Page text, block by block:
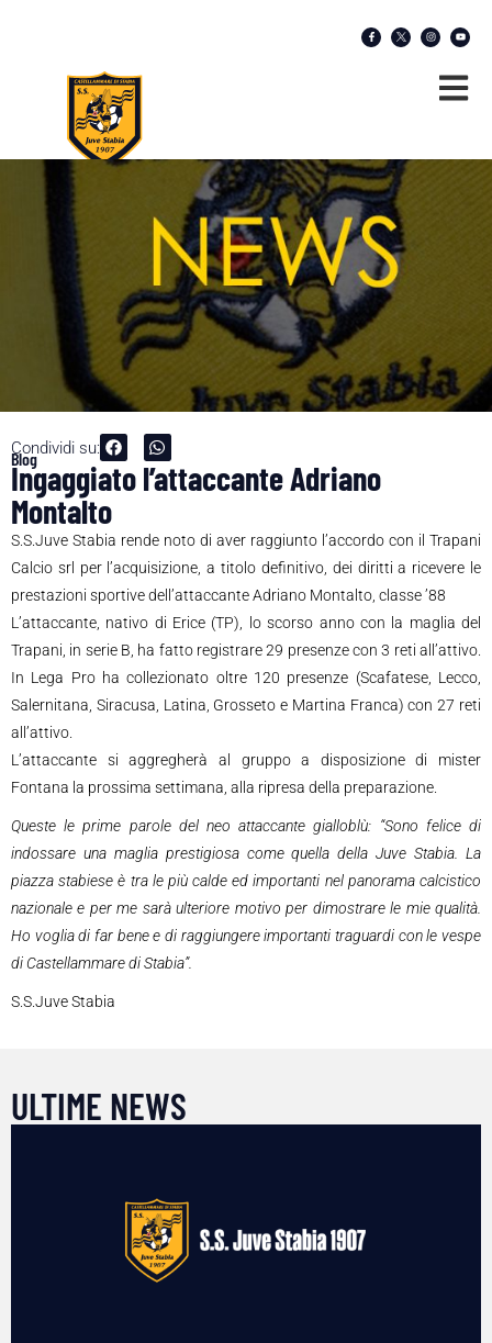
Condividi su:
Blog
Ingaggiato l’attaccante Adriano
Montalto
S.S.Juve Stabia rende noto di aver raggiunto l’accordo con il Trapani
Calcio srl per l’acquisizione, a titolo definitivo, dei diritti a ricevere le
prestazioni sportive dell’attaccante Adriano Montalto, classe ’88
L’attaccante, nativo di Erice (TP), lo scorso anno con la maglia del
Trapani, in serie B, ha fatto registrare 29 presenze con 3 reti all’attivo.
In Lega Pro ha collezionato oltre 120 presenze (Scafatese, Lecco,
Salernitana, Siracusa, Latina, Grosseto e Martina Franca) con 27 reti
all’attivo.
L’attaccante si aggregherà al gruppo a disposizione di mister
Fontana la prossima settimana, alla ripresa della preparazione.
Queste le prime parole del neo attaccante gialloblù: “Sono felice di
indossare una maglia prestigiosa come quella della Juve Stabia. La
piazza stabiese è tra le più calde ed importanti nel panorama calcistico
nazionale e per me sarà ulteriore motivo per dimostrare le mie qualità.
Ho voglia di far bene e di raggiungere importanti traguardi con le vespe
di Castellammare di Stabia”.
S.S.Juve Stabia
ULTIME NEWS